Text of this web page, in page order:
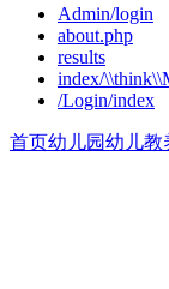
Admin/login
about.php
results
index/
/Login/index
首页幼儿园幼儿教